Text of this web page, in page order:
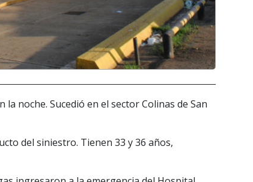
noche. Sucedió en el sector Colinas de San
del siniestro. Tienen 33 y 36 años,